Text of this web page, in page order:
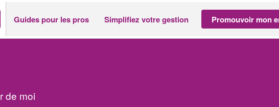
Guides pour les pros Simplifiez votre gestion Promouvoir mon
de moi